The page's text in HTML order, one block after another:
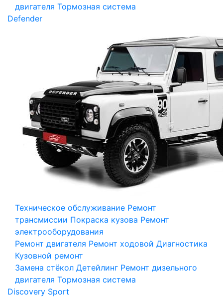
двигателя Тормозная система
Defender
Техническое обслуживание Ремонт
трансмиссии Покраска кузова Ремонт
электрооборудования
Ремонт двигателя Ремонт ходовой Диагностика
Кузовной ремонт
Замена стёкол Детейлинг Ремонт дизельного
двигателя Тормозная система
Discovery Sport